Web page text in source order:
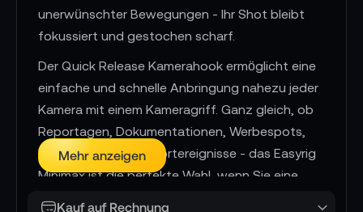
unerwünschter Bewegungen - Ihr Shot bleibt
fokussiert und gestochen scharf.
Der Quick Release Kamerahook ermöglicht eine
einfache und schnelle Anbringung nahezu jeder
Kamera mit einem Kameragriff. Ganz gleich, ob
Reportagen, Dokumentationen, Werbespots,
Nachrichten oder Sportereignisse - das Easyrig
Minimax ist die perfekte Wahl, wenn Sie eine
Mehr anzeigen
Kauf auf Rechnung